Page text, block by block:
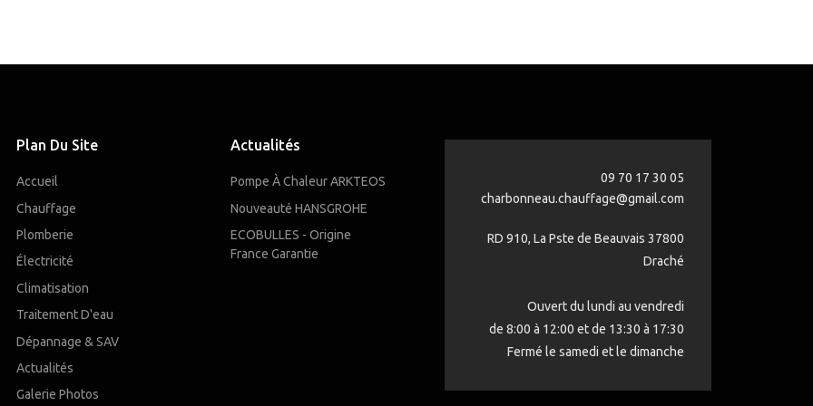
Plan Du Site
Accueil
Chauffage
Plomberie
Électricité
Climatisation
Traitement D'eau
Dépannage & SAV
Actualités
Galerie Photos
Actualités
Pompe À Chaleur ARKTEOS
Nouveauté HANSGROHE
ECOBULLES - Origine
France Garantie
09 70 17 30 05
charbonneau.chauffage@gmail.com
RD 910, La Pste de Beauvais 37800
Draché
Ouvert du lundi au vendredi
de 8:00 à 12:00 et de 13:30 à 17:30
Fermé le samedi et le dimanche